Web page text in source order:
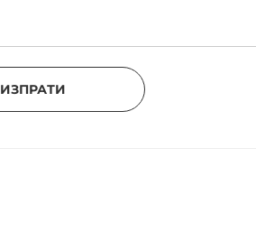
ИЗПРАТИ